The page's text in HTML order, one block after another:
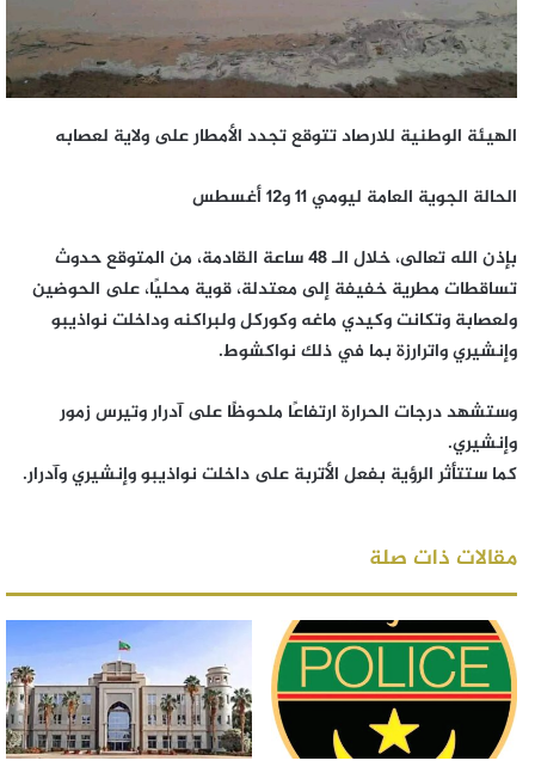
الهيئة الوطنية للارصاد تتوقع تجدد الأمطار على ولاية لعصابه
الحالة الجوية العامة ليومي 11 و12 أغسطس
بإذن الله تعالى، خلال الـ 48 ساعة القادمة، من المتوقع حدوث
تساقطات مطرية خفيفة إلى معتدلة، قوية محليًا، على الحوضين
ولعصابة وتكانت وكيدي ماغه وكوركل ولبراكنه وداخلت نواذيبو
وإنشيري واترارزة بما في ذلك نواكشوط.
وستشهد درجات الحرارة ارتفاعًا ملحوظًا على آدرار وتيرس زمور
وإنشيري.
كما ستتأثر الرؤية بفعل الأتربة على داخلت نواذيبو وإنشيري وآدرار.
مقالات ذات صلة